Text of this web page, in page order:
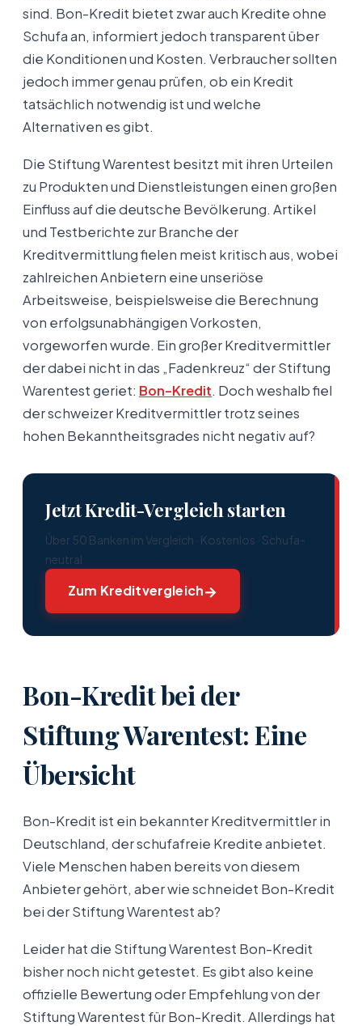
sind. Bon-Kredit bietet zwar auch Kredite ohne
Schufa an, informiert jedoch transparent über
die Konditionen und Kosten. Verbraucher sollten
jedoch immer genau prüfen, ob ein Kredit
tatsächlich notwendig ist und welche
Alternativen es gibt.
Die Stiftung Warentest besitzt mit ihren Urteilen
zu Produkten und Dienstleistungen einen großen
Einfluss auf die deutsche Bevölkerung. Artikel
und Testberichte zur Branche der
Kreditvermittlung fielen meist kritisch aus, wobei
zahlreichen Anbietern eine unseriöse
Arbeitsweise, beispielsweise die Berechnung
von erfolgsunabhängigen Vorkosten,
vorgeworfen wurde. Ein großer Kreditvermittler
der dabei nicht in das „Fadenkreuz“ der Stiftung
Warentest geriet: Bon-Kredit. Doch weshalb fiel
der schweizer Kreditvermittler trotz seines
hohen Bekanntheitsgrades nicht negativ auf?
Jetzt Kredit-Vergleich starten
Über 50 Banken im Vergleich · Kostenlos · Schufa-
neutral
Zum Kreditvergleich
Bon-Kredit bei der
Stiftung Warentest: Eine
Übersicht
Bon-Kredit ist ein bekannter Kreditvermittler in
Deutschland, der schufafreie Kredite anbietet.
Viele Menschen haben bereits von diesem
Anbieter gehört, aber wie schneidet Bon-Kredit
bei der Stiftung Warentest ab?
Leider hat die Stiftung Warentest Bon-Kredit
bisher noch nicht getestet. Es gibt also keine
offizielle Bewertung oder Empfehlung von der
Stiftung Warentest für Bon-Kredit. Allerdings hat